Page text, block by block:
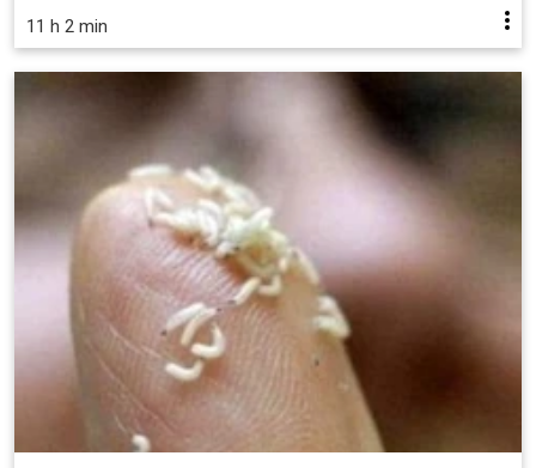
11 h 2 min